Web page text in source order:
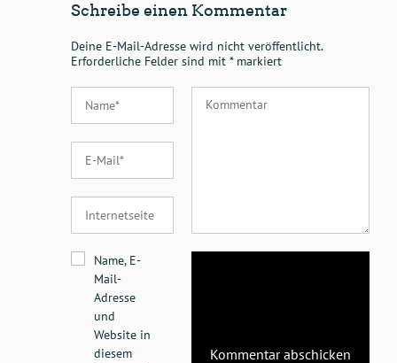
Schreibe einen Kommentar
Deine E-Mail-Adresse wird nicht veröffentlicht.
Erforderliche Felder sind mit *markiert
Name, E-
Mail-
Adresse
und
Website in
diesem